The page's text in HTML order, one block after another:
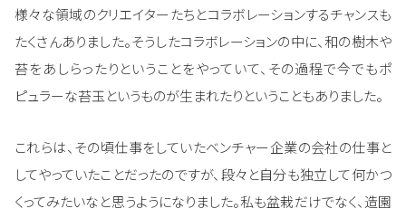
様々な領域のクリエイターたちとコラボレーションするチャンスも
たくさんありました。そうしたコラボレーションの中に、和の樹木や
苔をあしらったりということをやっていて、その過程で今でもポ
ピュラーな苔玉というものが生まれたりということもありました。
これらは、その頃仕事をしていたベンチャー企業の会社の仕事と
してやっていたことだったのですが、段々と自分も独立して何かつ
くってみたいなと思うようになりました。私も盆栽だけでなく、造園